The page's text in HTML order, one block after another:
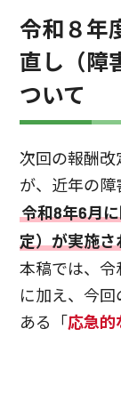
令和８年
直し（障
ついて
次回の報酬改
が、近年の障
令和8年6月
定）が実施さ
本稿では、令
に加え、今
ある「 応急的